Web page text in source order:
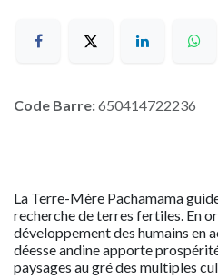
Code Barre:650414722236
La Terre-Mère Pachamama
recherche de terres fertiles. En
développement des humains en
déesse andine apporte
paysages au gré des multiples